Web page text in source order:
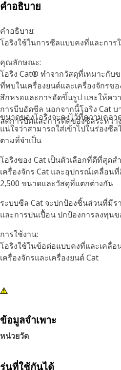
คำอธิบาย
คำอธิบาย:
โอริงใช้ในการซีลแบบคงที่และการ
คุณลักษณะ:
โอริง Cat® ทำจากวัสดุที่เหมาะกั
ที่พบในเครื่องยนต์และเครื่องจักรข
สึกหรอและการอัดขึ้นรูป และให้ค
การบีบอัดซีล นอกจากนี้โอริง Cat บ
ลดการบิดและการตัดของซีลระหว่า
ขนาดของโอริงจะคงไว้ที่ความคลา
แน่ใจว่าสามารถใส่เข้าไปในร่องซี
ตามที่จำเป็น
โอริงของ Cat เป็นตัวเลือกที่ดีที่สุด
เครื่องจักร Cat และอุปกรณ์เคลื่อน
2,500 ขนาดและวัสดุที่แตกต่างกัน
ระบบซีล Cat จะปกป้องชิ้นส่วนที่มีร
และการปนเปื้อน ปกป้องการลงทุน
การใช้งาน:
โอริงใช้ในข้อต่อแบบคงที่และเคลื่
เครื่องจักรและเครื่องยนต์ Cat
ข้อมูลจำเพาะ
หน่วยวัด
รุ่นที่ใช้กันได้